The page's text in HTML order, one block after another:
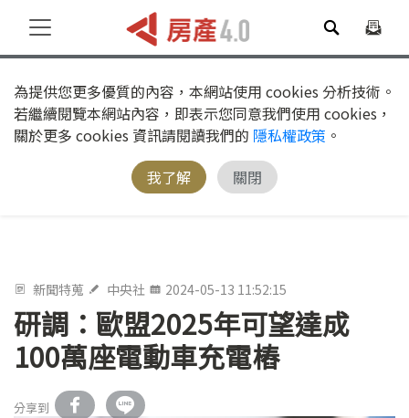
為提供您更多優質的內容，本網站使用 cookies 分析技術。
若繼續閱覽本網站內容，即表示您同意我們使用 cookies，
關於更多 cookies 資訊請閱讀我們的 隱私權政策 。
我了解
關閉
新聞特蒐 中央社 2024-05-13 11:52:15
研調：歐盟2025年可望達成
100萬座電動車充電樁
分享到